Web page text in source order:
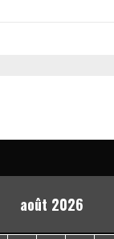
août 2026